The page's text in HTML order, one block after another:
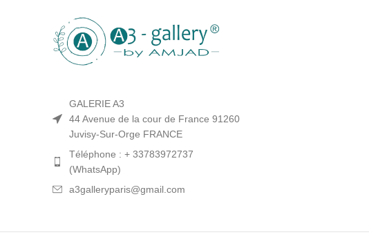
GALERIE A3
44 Avenue de la cour de France 91260
Juvisy-Sur-Orge FRANCE
Téléphone : + 33783972737
(WhatsApp)
a3galleryparis@gmail.com